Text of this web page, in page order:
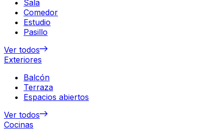
Sala
Comedor
Estudio
Pasillo
Ver todos
Exteriores
Balcón
Terraza
Espacios abiertos
Ver todos
Cocinas